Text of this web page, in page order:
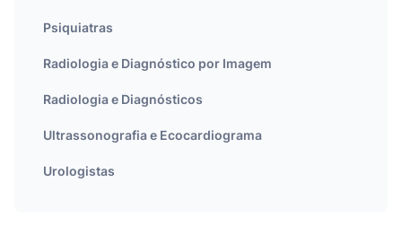
Psiquiatras
Radiologia e Diagnóstico por Imagem
Radiologia e Diagnósticos
Ultrassonografia e Ecocardiograma
Urologistas